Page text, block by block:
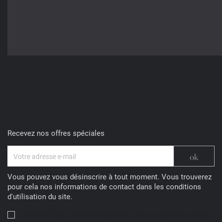
Recevez nos offres spéciales
Vous pouvez vous désinscrire à tout moment. Vous trouverez
pour cela nos informations de contact dans les conditions
d'utilisation du site.